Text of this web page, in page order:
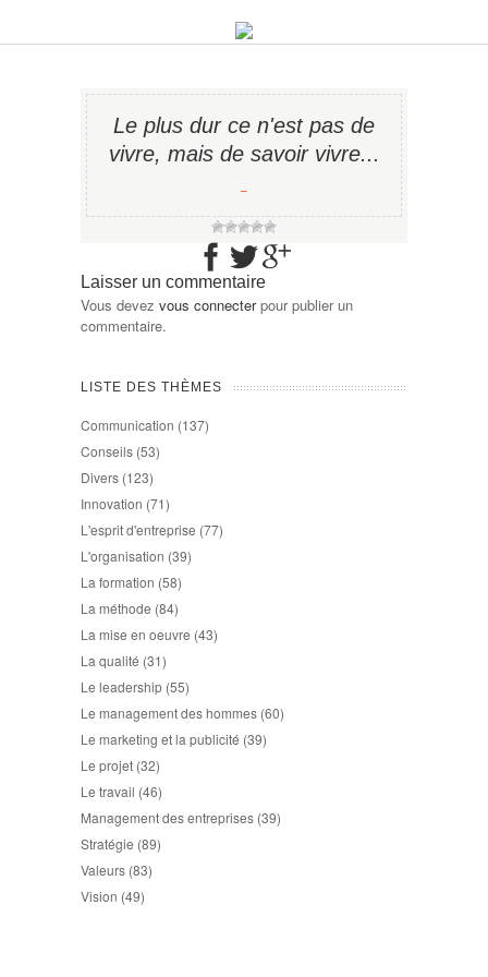
Le plus dur ce n'est pas de
vivre, mais de savoir vivre...
−
Laisser un commentaire
Vous devez vous connecterpour publier un
commentaire.
LISTE DES THÈMES
Communication (137)
Conseils (53)
Divers (123)
Innovation (71)
L'esprit d'entreprise (77)
L'organisation (39)
La formation (58)
La méthode (84)
La mise en oeuvre (43)
La qualité (31)
Le leadership (55)
Le management des hommes (60)
Le marketing et la publicité (39)
Le projet (32)
Le travail (46)
Management des entreprises (39)
Stratégie (89)
Valeurs (83)
Vision (49)